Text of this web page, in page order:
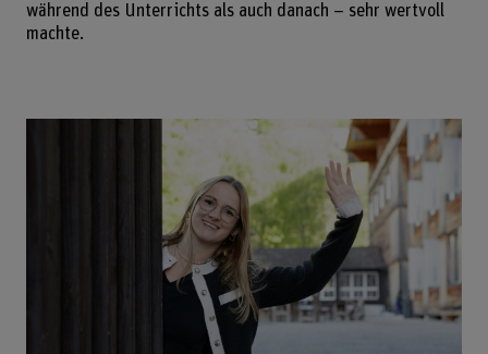
während des Unterrichts als auch danach – sehr wertvoll
machte.